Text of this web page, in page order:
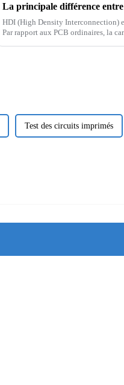
HDI (High Density Interconnection)
Par rapport aux PCB ordinaires, la
Test des circuits imprimés